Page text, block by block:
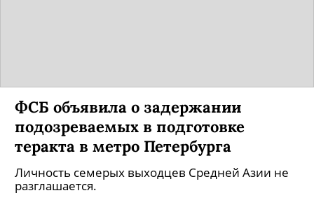
ФСБ объявила о задержании
подозреваемых в подготовке
теракта в метро Петербурга
Личность семерых выходцев Средней Азии не
разглашается.